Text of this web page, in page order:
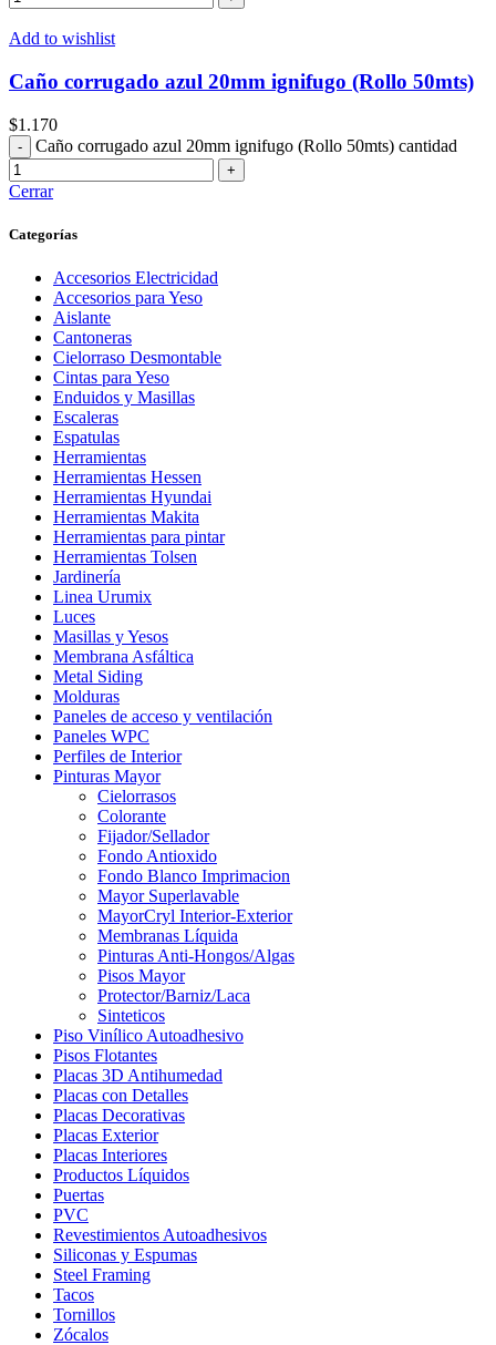
Add to wishlist
Caño corrugado azul 20mm ignifugo (Rollo 50mts)
$1.170
Caño corrugado azul 20mm ignifugo (Rollo 50mts) cantidad
Cerrar
Categorías
Accesorios Electricidad
Accesorios para Yeso
Aislante
Cantoneras
Cielorraso Desmontable
Cintas para Yeso
Enduidos y Masillas
Escaleras
Espatulas
Herramientas
Herramientas Hessen
Herramientas Hyundai
Herramientas Makita
Herramientas para pintar
Herramientas Tolsen
Jardinería
Linea Urumix
Luces
Masillas y Yesos
Membrana Asfáltica
Metal Siding
Molduras
Paneles de acceso y ventilación
Paneles WPC
Perfiles de Interior
Pinturas Mayor
Cielorrasos
Colorante
Fijador/Sellador
Fondo Antioxido
Fondo Blanco Imprimacion
Mayor Superlavable
MayorCryl Interior-Exterior
Membranas Líquida
Pinturas Anti-Hongos/Algas
Pisos Mayor
Protector/Barniz/Laca
Sinteticos
Piso Vinílico Autoadhesivo
Pisos Flotantes
Placas 3D Antihumedad
Placas con Detalles
Placas Decorativas
Placas Exterior
Placas Interiores
Productos Líquidos
Puertas
PVC
Revestimientos Autoadhesivos
Siliconas y Espumas
Steel Framing
Tacos
Tornillos
Zócalos